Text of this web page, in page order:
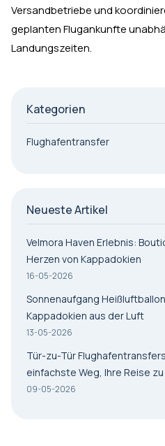
Versandbetriebe und
geplanten Flugankunfte
Landungszeiten.
Kategorien
Flughafentransfer
Neueste Artikel
Velmora Haven Erlebnis:
Herzen von Kappadokien
16-05-2026
Sonnenaufgang
Kappadokien aus der Luft
13-05-2026
Tür-zu-Tür
einfachste Weg, Ihre Reise
09-05-2026